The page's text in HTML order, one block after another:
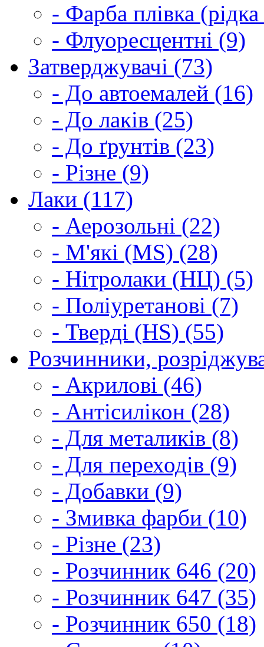
- Фарба плівка
- Флуоресцентні (9)
Затверджувачі (73)
- До автоемалей (16)
- До лаків (25)
- До ґрунтів (23)
- Різне (9)
Лаки (117)
- Аерозольні (22)
- М'які (MS) (28)
- Нітролаки (НЦ) (5)
- Поліуретанові (7)
- Тверді (HS) (55)
Розчинники,
- Акрилові (46)
- Антісилікон (28)
- Для металиків (8)
- Для переходів (9)
- Добавки (9)
- Змивка фарби (10)
- Різне (23)
- Розчинник 646 (20)
- Розчинник 647 (35)
- Розчинник 650 (18)